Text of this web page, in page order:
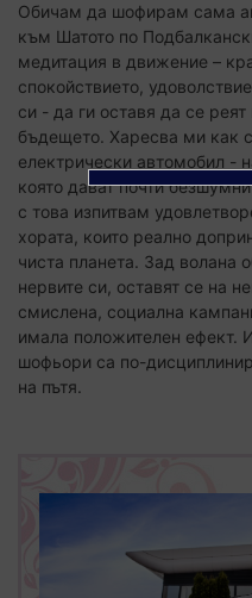
Обичам да шофирам сама
към Шатото по
медитация в движение –
спокойствието,
си - да ги оставя да се
бъдещето. Харесва ми как
електрически автомобил -
която дават почти
с това изпитвам
хората, които реално
чиста планета. Зад волана
нервите си, оставят се на
смислена, социална
имала положителен ефект.
шофьори са по-
на пътя.
Вече 18 години
Абонирай се за
твоят БИЗНЕС и
авторски бизнес